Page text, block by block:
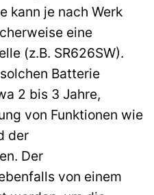
kann je nach Werk
eine
(z.B. SR626SW).
Batterie
2 bis 3 Jahre,
von Funktionen wie
der
Der
von einem